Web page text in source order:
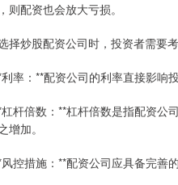
则配资也会放大亏损。
择炒股配资公司时，投资者需要
率：**配资公司的利率直接影响
杆倍数：**杠杆倍数是指配资公
增加。
控措施：**配资公司应具备完善